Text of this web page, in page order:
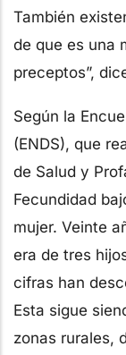
También
de que es una
preceptos”,
Según la
(ENDS), que
de Salud y
Fecundidad
mujer. Veinte
era de tres
cifras han
Esta sigue
zonas rurales,